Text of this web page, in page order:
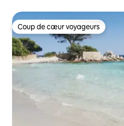
Coup de cœur voyageurs
Coup de cœur voyageurs